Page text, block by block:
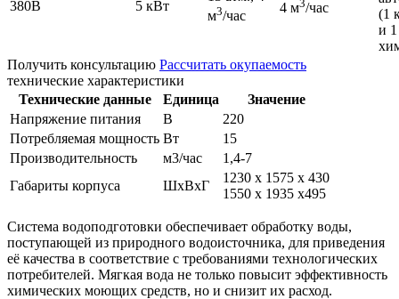
380В 5 кВт
м3/час
4 м3/час
(1
и 1
Получить консультацию Рассчитать окупаемость
технические характеристики
Технические данные
Единица
Значение
Напряжение питания
В
220
Потребляемая мощность Вт
15
Производительность
м3/час
1,4-7
Габариты корпуса
ШхВхГ
1230 х 1575 х 430
1550 х 1935 х495
Система водоподготовки обеспечивает обработку воды,
поступающей из природного водоисточника, для приведения
её качества в соответствие с требованиями технологических
потребителей. Мягкая вода не только повысит эффективность
химических моющих средств, но и снизит их расход.